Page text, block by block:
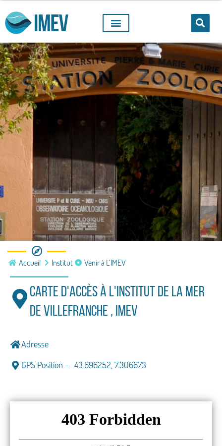
COMMENT VENIR A L'IMEV
Plan d'accès
Accueil Institut Venir à L’IMEV
Carte d'accès à l'INSTITUT DE LA MER
DE VILLEFRANCHE , IMEV
Adresse
GPS Position - : 43.696252, 7.306673